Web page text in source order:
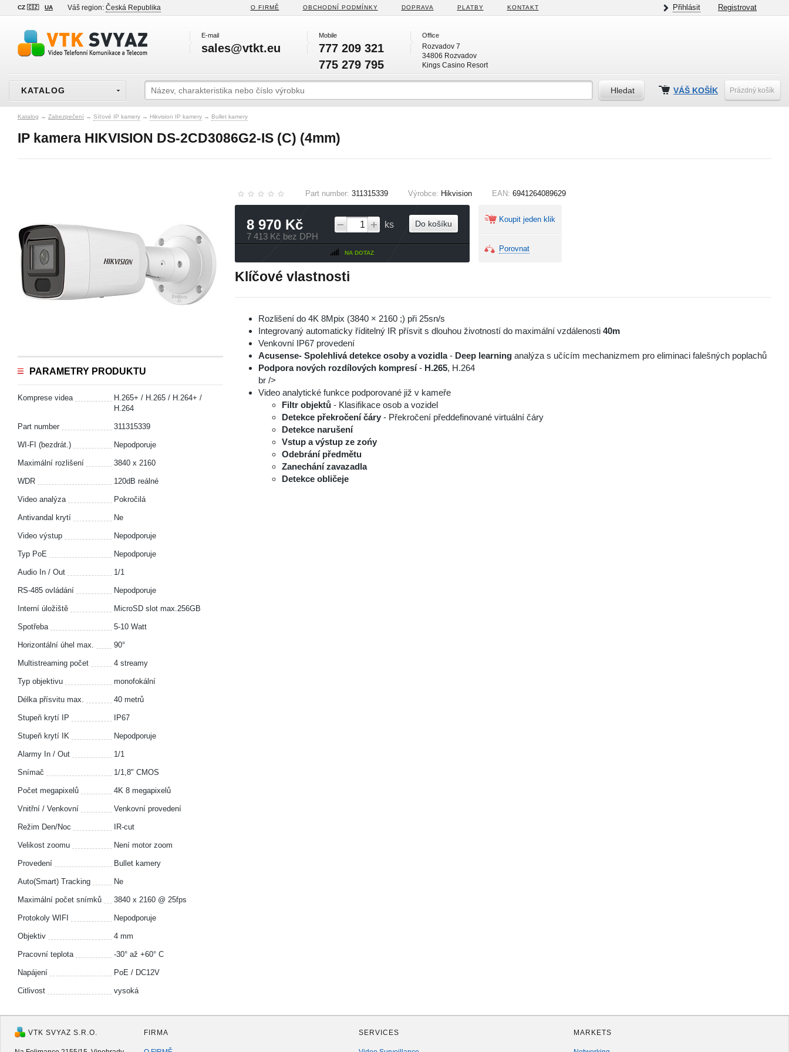
CZ 🇨🇿 UA Váš region: Česká Republika O FIRMĚ OBCHODNÍ PODMÍNKY DOPRAVA PLATBY KONTAKT Přihlásit Registrovat
E-mail
sales@vtkt.eu
Mobile
777 209 321
775 279 795
Office
Rozvadov 7
34806 Rozvadov
Kings Casino Resort
KATALOG VÁŠ KOŠÍK Prázdný košík
Katalog → Zabezpečení → Síťové IP kamery → Hikvision IP kamery → Bullet kamery
IP kamera HIKVISION DS-2CD3086G2-IS (C) (4mm)
PARAMETRY PRODUKTU
Komprese videa
H.265+ / H.265 / H.264+ /
H.264
Part number 311315339
WI-FI (bezdrát.) Nepodporuje
Maximální rozlišení 3840 x 2160
WDR 120dB reálné
Video analýza Pokročilá
Antivandal krytí Ne
Video výstup Nepodporuje
Typ PoE Nepodporuje
Audio In / Out 1/1
RS-485 ovládání Nepodporuje
Interní úložiště MicroSD slot max.256GB
Spotřeba 5-10 Watt
Horizontální úhel max. 90°
Multistreaming počet 4 streamy
Typ objektivu monofokální
Délka přísvitu max. 40 metrů
Stupeň krytí IP IP67
Stupeň krytí IK Nepodporuje
Alarmy In / Out 1/1
Snímač 1/1,8" CMOS
Počet megapixelů 4K 8 megapixelů
Vnitřní / Venkovní Venkovní provedení
Režim Den/Noc IR-cut
Velikost zoomu Není motor zoom
Provedení Bullet kamery
Auto(Smart) Tracking Ne
Maximální počet snímků 3840 x 2160 @ 25fps
Protokoly WIFI Nepodporuje
Objektiv 4 mm
Pracovní teplota -30° až +60° C
Napájení PoE / DC12V
Citlivost vysoká
Part number: 311315339 Výrobce: Hikvision EAN: 6941264089629
8 970 Kč
7 413 Kč bez DPH
ks
NA DOTAZ
Do košíku Koupit jeden klik
Porovnat
Klíčové vlastnosti
Rozlišení do 4K 8Mpix (3840 × 2160 ;) při 25sn/s
Integrovaný automaticky říditelný IR přísvit s dlouhou životností do maximální vzdálenosti 40m
Venkovní IP67 provedení
Acusense- Spolehlivá detekce osoby a vozidla- Deep learning analýza s učícím mechanizmem pro eliminaci falešných poplachů
Podpora nových rozdílových kompresí- H.265, H.264
br />
Video analytické funkce podporované již v kameře
Filtr objektů - Klasifikace osob a vozidel
Detekce překročení čáry - Překročení předdefinované virtuální čáry
Detekce narušení
Vstup a výstup ze zońy
Odebrání předmětu
Zanechání zavazadla
Detekce obličeje
VTK SVYAZ S.R.O. FIRMA SERVICES MARKETS